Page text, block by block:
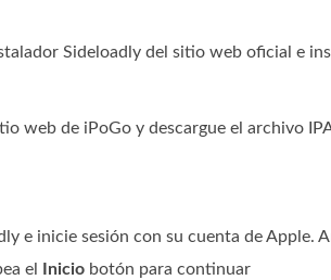
Sideloadly del sitio web oficial e
web de iPoGo y descargue el archivo
e inicie sesión con su cuenta de Apple.
el
Inicio botón para continuar